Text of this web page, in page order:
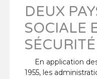
DEUX
SOCIALE
En application
1955, les